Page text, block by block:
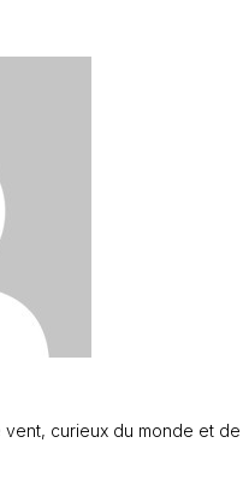
curieux du monde et de